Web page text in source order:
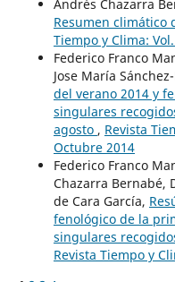
Andrés Chazarra
Resumen climático
Tiempo y Clima:
Federico Franco
Jose María
del verano 2014 y
singulares
agosto , Revista
Octubre 2014
Federico Franco
Chazarra Bernabé,
de Cara García,
fenológico de la
singulares
Revista Tiempo y